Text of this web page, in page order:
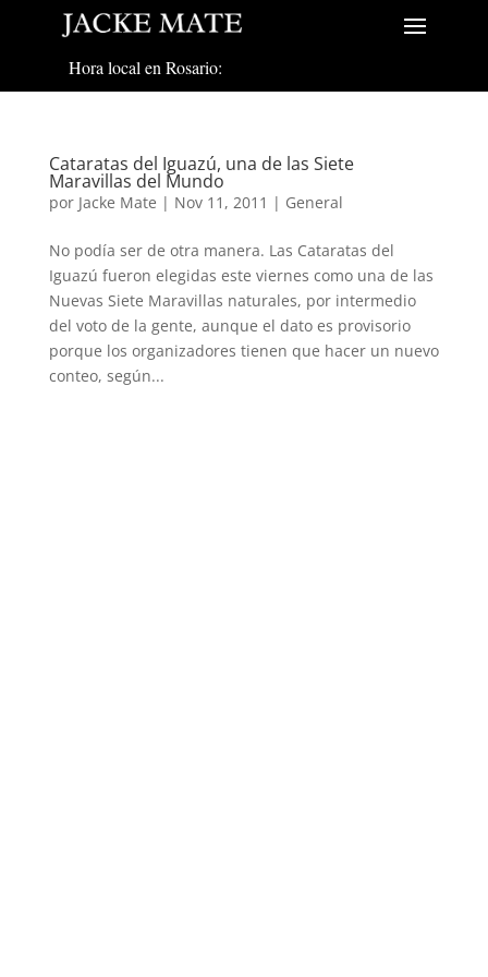
Hora local en Rosario:
Cataratas del Iguazú, una de las Siete
Maravillas del Mundo
por Jacke Mate | Nov 11, 2011 | General
No podía ser de otra manera. Las Cataratas del
Iguazú fueron elegidas este viernes como una de las
Nuevas Siete Maravillas naturales, por intermedio
del voto de la gente, aunque el dato es provisorio
porque los organizadores tienen que hacer un nuevo
conteo, según...